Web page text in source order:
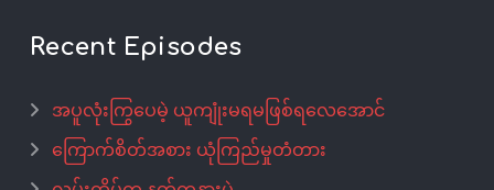
Recent Episodes
အပူလုံးကြွပေမဲ့ ယူကျုံးမရမဖြစ်ရလေအောင်
ကြောက်စိတ်အစား ယုံကြည်မှုတံတား